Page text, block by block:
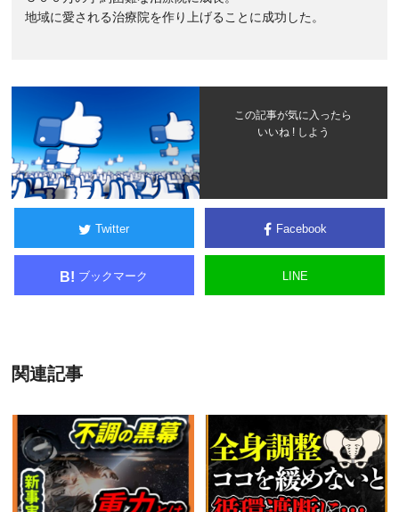
地域に愛される治療院を作り上げることに成功した。
この記事が気に入ったら
いいね ! しよう
Twitter Facebook
B! ブックマーク LINE
関連記事